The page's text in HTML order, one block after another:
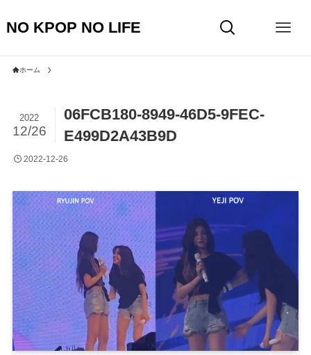
NO KPOP NO LIFE
ホーム
06FCB180-8949-46D5-9FEC-
E499D2A43B9D
2022
12/26
2022-12-26